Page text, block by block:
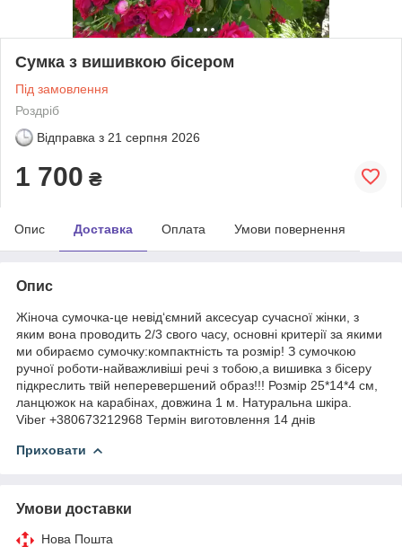
Сумка з вишивкою бісером
Під замовлення
Роздріб
Відправка з 21 серпня 2026
1 700 ₴
Опис Доставка Оплата Умови повернення
Опис
Жіноча сумочка-це невід‘ємний аксесуар сучасної жінки, з
яким вона проводить 2/3 свого часу, основні критерії за якими
ми обираємо сумочку:компактність та розмір! З сумочкою
ручної роботи-найважливіші речі з тобою,а вишивка з бісеру
підкреслить твій неперевершений образ!!! Розмір 25*14*4 см,
ланцюжок на карабінах, довжина 1 м. Натуральна шкіра.
Viber +380673212968 Термін виготовлення 14 днів
Приховати
Умови доставки
Нова Пошта